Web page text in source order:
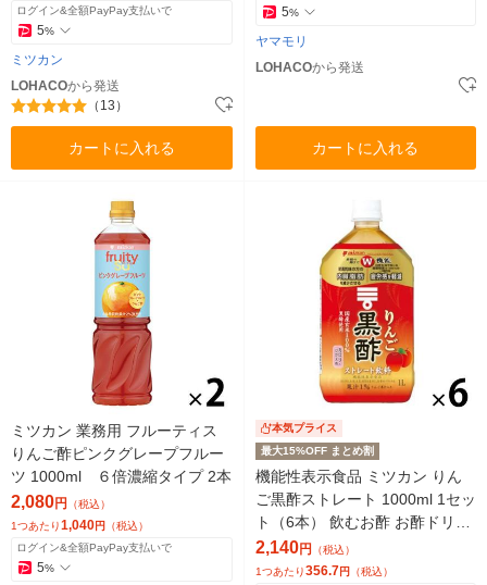
ログイン&全額PayPay支払いで
5%
ミツカン
LOHACOから発送
（13）
カートに入れる
5%
ヤマモリ
LOHACOから発送
カートに入れる
ミツカン 業務用 フルーティス
りんご酢ピンクグレープフルー
ツ 1000ml ６倍濃縮タイプ 2本
2,080円 （税込）
1つあたり1,040円 （税込）
ログイン&全額PayPay支払いで
5%
本気プライス
最大15%OFF まとめ割
機能性表示食品 ミツカン りん
ご黒酢ストレート 1000ml 1セッ
ト（6本） 飲むお酢 お酢ドリン
ク リンゴ酢 ビネガー
2,140円 （税込）
1つあたり356.7 円 （税込）